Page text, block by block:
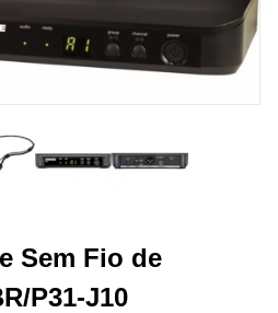
Sem Fio de
P31-J10